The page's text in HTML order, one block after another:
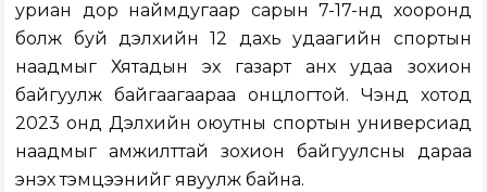
уриан дор наймдугаар сарын 7-17-нд хооронд
болж буй дэлхийн 12 дахь удаагийн спортын
наадмыг Хятадын эх газарт анх удаа зохион
байгуулж байгаагаараа онцлогтой. Чэндү хотод
2023 онд Дэлхийн оюутны спортын универсиад
наадмыг амжилттай зохион байгуулсны дараа
энэхүү тэмцээнийг явуулж байна.